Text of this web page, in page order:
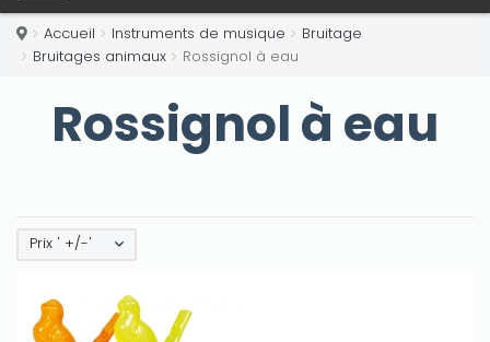
Accueil Instruments de musique
Bruitage
Bruitages animaux
Rossignol à eau
Rossignol à eau
Prix ' +/-'